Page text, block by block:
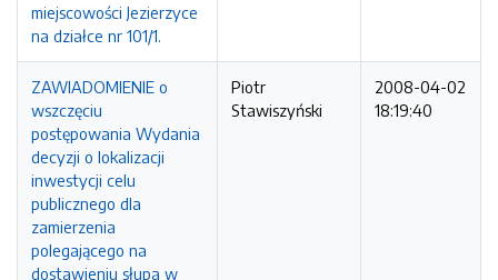
miejscowości Jezierzyce
na działce nr 101/1.
ZAWIADOMIENIE o
wszczęciu
postępowania Wydania
decyzji o lokalizacji
inwestycji celu
publicznego dla
zamierzenia
polegającego na
dostawieniu słupa w
Piotr
Stawiszyński
2008-04-02
18:19:40